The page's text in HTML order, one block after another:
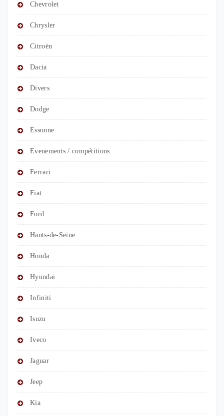
Chevrolet
Chrysler
Citroën
Dacia
Divers
Dodge
Essonne
Evenements / compétitions
Ferrari
Fiat
Ford
Hauts-de-Seine
Honda
Hyundai
Infiniti
Isuzu
Iveco
Jaguar
Jeep
Kia